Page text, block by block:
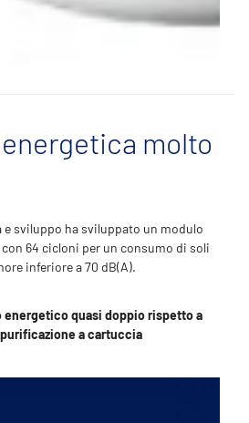
molto
sviluppo ha sviluppato un modulo
64 cicloni per un consumo di soli
inferiore a 70 dB(A).
energetico quasi doppio rispetto a
a cartuccia